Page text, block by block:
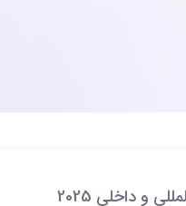
و داخلی 2025